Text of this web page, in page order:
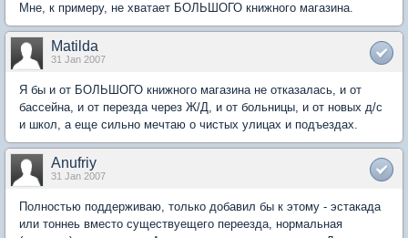
Мне, к примеру, не хватает БОЛЬШОГО книжного магазина.
Matilda
31 Jan 2007
Я бы и от БОЛЬШОГО книжного магазина не отказалась, и от
бассейна, и от перезда через Ж/Д, и от больницы, и от новых д/с
и школ, а еще сильно мечтаю о чистых улицах и подъездах.
Anufriy
31 Jan 2007
Полностью поддерживаю, только добавил бы к этому - эстакада
или тоннеь вместо существуещего переезда, нормальная